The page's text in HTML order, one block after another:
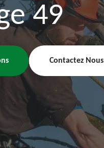
49
Contactez Nous